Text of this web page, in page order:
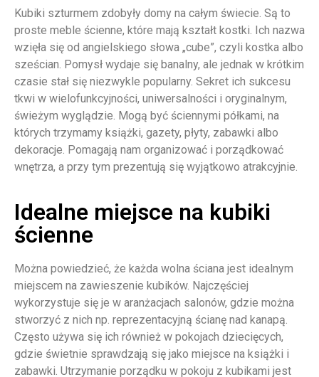
Kubiki szturmem zdobyły domy na całym świecie. Są to
proste meble ścienne, które mają kształt kostki. Ich nazwa
wzięła się od angielskiego słowa „cube”, czyli kostka albo
sześcian. Pomysł wydaje się banalny, ale jednak w krótkim
czasie stał się niezwykle popularny. Sekret ich sukcesu
tkwi w wielofunkcyjności, uniwersalności i oryginalnym,
świeżym wyglądzie. Mogą być ściennymi półkami, na
których trzymamy książki, gazety, płyty, zabawki albo
dekoracje. Pomagają nam organizować i porządkować
wnętrza, a przy tym prezentują się wyjątkowo atrakcyjnie.
Idealne miejsce na kubiki
ścienne
Można powiedzieć, że każda wolna ściana jest idealnym
miejscem na zawieszenie kubików. Najczęściej
wykorzystuje się je w aranżacjach salonów, gdzie można
stworzyć z nich np. reprezentacyjną ścianę nad kanapą.
Często używa się ich również w pokojach dziecięcych,
gdzie świetnie sprawdzają się jako miejsce na książki i
zabawki. Utrzymanie porządku w pokoju z kubikami jest